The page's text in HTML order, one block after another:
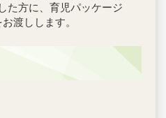
た方に、育児パッケージ
渡しします。